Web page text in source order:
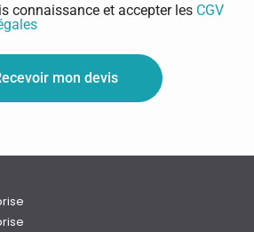
connaissance et accepter les CGV
mon devis